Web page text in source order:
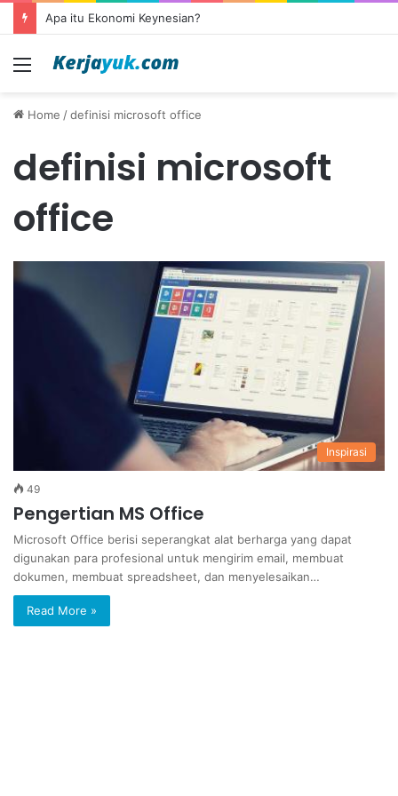
Apa itu Ekonomi Keynesian?
Menu
Home /definisi microsoft office
definisi microsoft
office
Inspirasi
49
Pengertian MS Office
Microsoft Office berisi seperangkat alat berharga yang dapat
digunakan para profesional untuk mengirim email, membuat
dokumen, membuat spreadsheet, dan menyelesaikan…
Read More »